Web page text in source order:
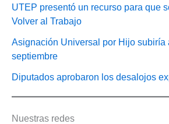
UTEP presentó un recurso para que
Volver al Trabajo
Asignación Universal por Hijo subiría
septiembre
Diputados aprobaron los desalojos
Nuestras redes